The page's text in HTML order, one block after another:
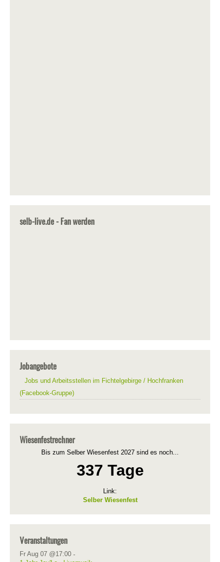
selb-live.de - Fan werden
Jobangebote
Jobs und Arbeitsstellen im Fichtelgebirge / Hochfranken
(Facebook-Gruppe)
Wiesenfestrechner
Bis zum Selber Wiesenfest 2027 sind es noch...
337 Tage
Link:
Selber Wiesenfest
Veranstaltungen
Fr Aug 07 @17:00 -